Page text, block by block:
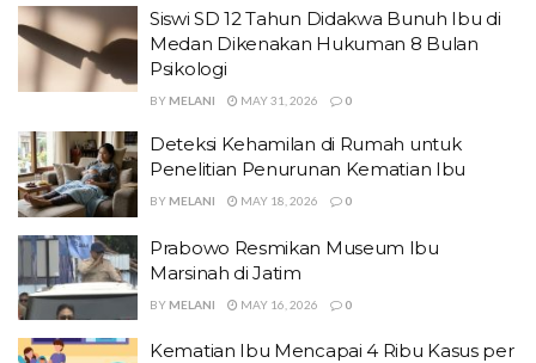
Siswi SD 12 Tahun Didakwa Bunuh Ibu di
Medan Dikenakan Hukuman 8 Bulan
Psikologi
BY MELANI MAY 31, 2026 0
Deteksi Kehamilan di Rumah untuk
Penelitian Penurunan Kematian Ibu
BY MELANI MAY 18, 2026 0
Prabowo Resmikan Museum Ibu
Marsinah di Jatim
BY MELANI MAY 16, 2026 0
Kematian Ibu Mencapai 4 Ribu Kasus per